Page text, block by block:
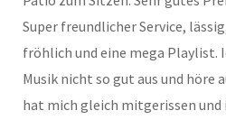
Super freundlicher Service,
fröhlich und eine mega Playlist.
Musik nicht so gut aus und höre
hat mich gleich mitgerissen und